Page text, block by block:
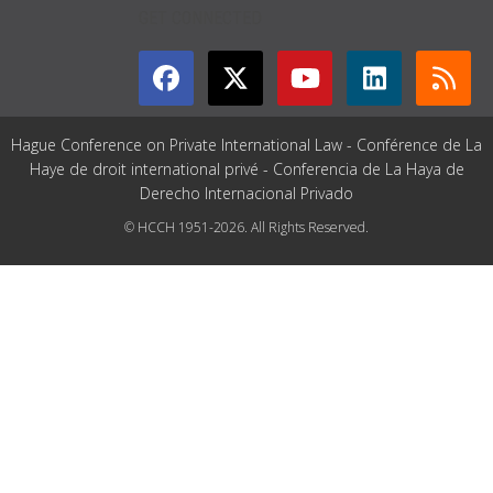
Hague Conference on Private International Law - Conférence de La
Haye de droit international privé - Conferencia de La Haya de
Derecho Internacional Privado
© HCCH 1951-2026. All Rights Reserved.